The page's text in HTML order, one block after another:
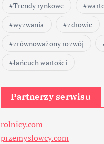
Trendy rynkowe
wyzwania
zdrowie
zrównoważony rozwój
łańcuch wartości
Partnerzy serwisu
rolnicy.com
przemyslowcy.com